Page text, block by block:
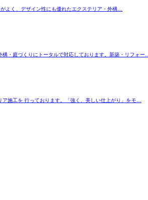
よく、デザイン性にも優れたエクステリア・外構…
・庭づくりにトータルで対応しております。新築・リフォー…
施工を 行っております。「強く、美しい仕上がり」をモ…